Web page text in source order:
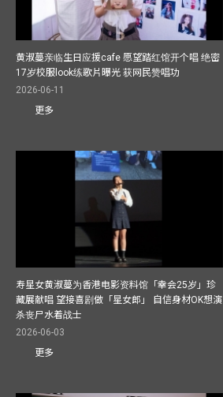
黄淑蔓亲临生日应援cafe 愿望踏红馆开个唱 绝密
17岁校服look练歌片曝光 获网民赞唱功
2026-06-11
更多
寿星女黄淑蔓为香港电影资料馆「幸会25岁」珍
藏展献唱 望接喜剧做「星女郎」 自信身材OK想演
杀丧尸水着战士
2026-06-03
更多